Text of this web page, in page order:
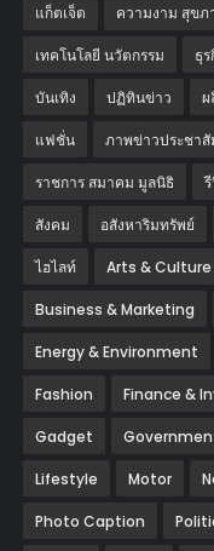
แก็ตเจ็ต ความงาม สุขภ
เทคโนโลยี นวัตกรรม ธุ
บันเทิง ปฏิทินข่าว
แฟชั่น ภาพข่าวประชา
ราชการ สมาคม มูลนิธิ
สังคม อสังหาริมทรัพย์
ไฮไลท์ Arts & Culture
Business & Marketing
Energy & Environment
Fashion Finance &
Gadget
Lifestyle Motor
Photo Caption